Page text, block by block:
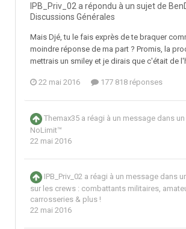
IPB_Priv_02 a répondu à un sujet de
Discussions Générales
Mais Djé, tu le fais exprès de te braquer
moindre réponse de ma part ? Promis, la
mettrais un smiley et je dirais que c'était de
22 mai 2016 177 818 réponses
Themax35 a réagi à un message dans
NoLimit™
22 mai 2016
IPB_Priv_02 a réagi à un message dans
sur les crews : combattants militaires,
carrosseries & plus !
22 mai 2016